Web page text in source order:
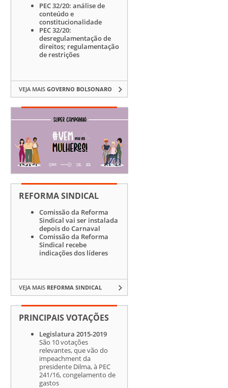
PEC 32/20: análise de
conteúdo e
constitucionalidade
PEC 32/20:
desregulamentação de
direitos; regulamentação
de restrições
VEJA MAIS GOVERNO BOLSONARO
REFORMA SINDICAL
Comissão da Reforma
Sindical vai ser instalada
depois do Carnaval
Comissão da Reforma
Sindical recebe
indicações dos líderes
VEJA MAIS REFORMA SINDICAL
PRINCIPAIS VOTAÇÕES
Legislatura 2015-2019
São 10 votações
relevantes, que vão do
impeachment da
presidente Dilma, à PEC
241/16, congelamento de
gastos